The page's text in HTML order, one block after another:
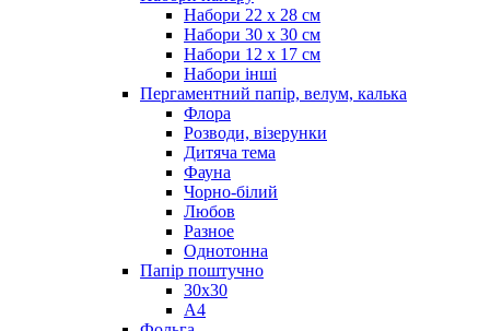
Набори 22 х 28 см
Набори 30 х 30 см
Набори 12 х 17 см
Набори інші
Пергаментний папір, велум, калька
Флора
Розводи, візерунки
Дитяча тема
Фауна
Чорно-білий
Любов
Разное
Однотонна
Папір поштучно
30х30
А4